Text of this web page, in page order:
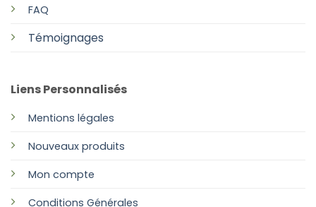
FAQ
Témoignages
Liens Personnalisés
Mentions légales
Nouveaux produits
Mon compte
Conditions Générales